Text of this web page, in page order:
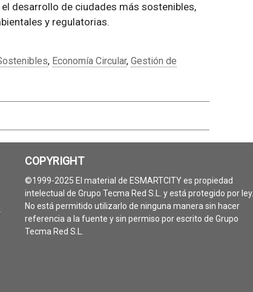
desarrollo de ciudades más sostenibles,
y regulatorias.
, Economía Circular, Gestión de
COPYRIGHT
©1999-2025 El material de ESMARTCITY es propiedad
intelectual de Grupo Tecma Red S.L. y está protegido por ley.
No está permitido utilizarlo de ninguna manera sin hacer
referencia a la fuente y sin permiso por escrito de Grupo
Tecma Red S.L.